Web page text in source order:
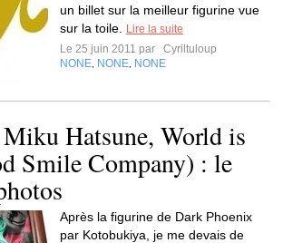
un billet sur la meilleur figurine vue
sur la toile.
Lire la suite
Le 25 juin 2011 par
Cyriltuloup
NONE NONE NONE
Hatsune, World is
Smile Company) : le
Après la figurine de Dark Phoenix
par Kotobukiya, je me devais de